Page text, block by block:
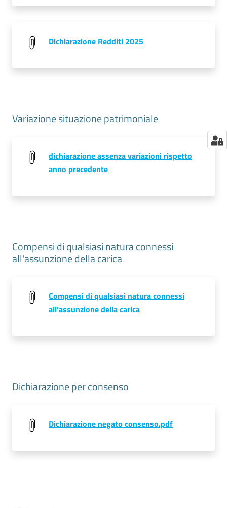
Dichiarazione Redditi 2025
Variazione situazione patrimoniale
dichiarazione assenza variazioni rispetto
anno precedente
Compensi di qualsiasi natura connessi
all'assunzione della carica
Compensi di qualsiasi natura connessi
all'assunzione della carica
Dichiarazione per consenso
Dichiarazione negato consenso.pdf